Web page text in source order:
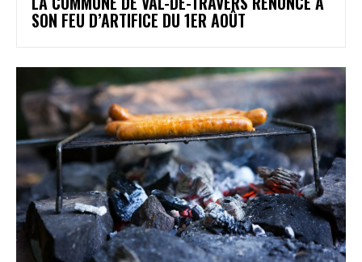
SON FEU D’ARTIFICE DU 1ER AOÛT